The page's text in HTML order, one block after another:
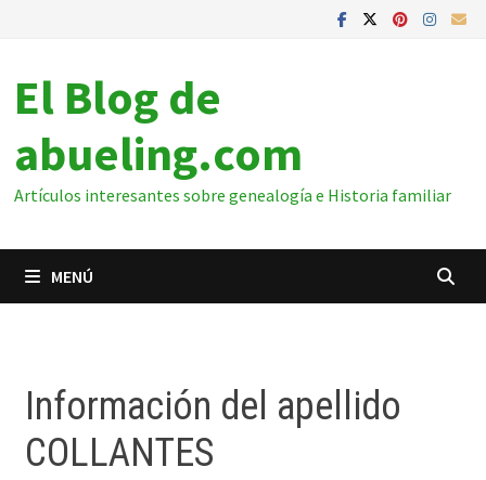
El Blog de
abueling.com
Artículos interesantes sobre genealogía e Historia familiar
MENÚ
Información del apellido
COLLANTES